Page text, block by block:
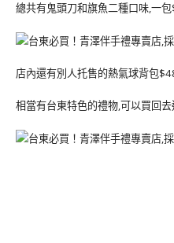
總共有鬼頭刀和旗魚二種口味,一
店內還有別人托售的熱氣球背包
相當有台東特色的禮物,可以買回